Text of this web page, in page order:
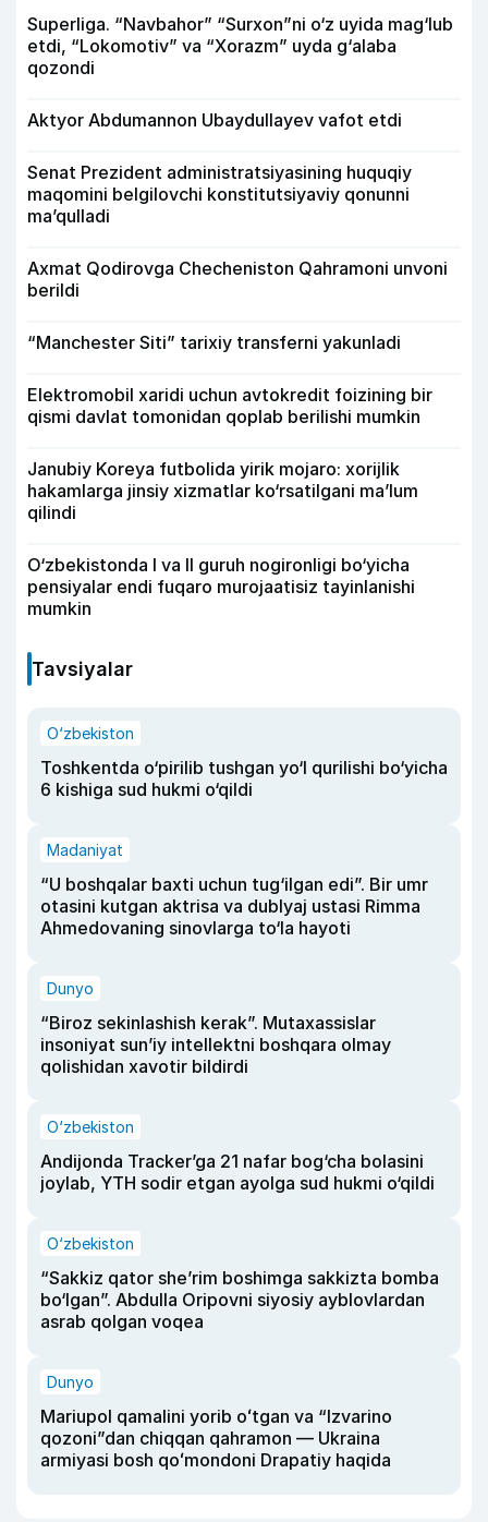
Superliga. “Navbahor” “Surxon”ni o‘z uyida mag‘lub
etdi, “Lokomotiv” va “Xorazm” uyda g‘alaba
qozondi
Aktyor Abdu­mannon Ubaydullayev vafot etdi
Senat Prezident administratsiyasining huquqiy
maqomini belgilovchi konstitutsiyaviy qonunni
ma’qulladi
Axmat Qodirovga Checheniston Qahramoni unvoni
berildi
“Manchester Siti” tarixiy transferni yakunladi
Elektromobil xaridi uchun avtokredit foizining bir
qismi davlat tomonidan qoplab berilishi mumkin
Janubiy Koreya futbolida yirik mojaro: xorijlik
hakamlarga jinsiy xizmatlar ko‘rsatilgani ma’lum
qilindi
O‘zbekistonda I va II guruh nogironligi bo‘yicha
pensiyalar endi fuqaro murojaatisiz tayinlanishi
mumkin
Tavsiyalar
O‘zbekiston
Toshkentda o‘pirilib tushgan yo‘l qurilishi bo‘yicha
6 kishiga sud hukmi o‘qildi
Madaniyat
“U boshqalar baxti uchun tug‘ilgan edi”. Bir umr
otasini kutgan aktrisa va dublyaj ustasi Rimma
Ahmedovaning sinovlarga to‘la hayoti
Dunyo
“Biroz sekinlashish kerak”. Mutaxassislar
insoniyat sun’iy intellektni boshqara olmay
qolishidan xavotir bildirdi
O‘zbekiston
Andijonda Tracker’ga 21 nafar bog‘cha bolasini
joylab, YTH sodir etgan ayolga sud hukmi o‘qildi
O‘zbekiston
“Sakkiz qator she’rim boshimga sakkizta bomba
bo‘lgan”. Abdulla Oripovni siyosiy ayblovlardan
asrab qolgan voqea
Dunyo
Mariupol qamalini yorib oʻtgan va “Izvarino
qozoni”dan chiqqan qahramon — Ukraina
armiyasi bosh qoʻmondoni Drapatiy haqida